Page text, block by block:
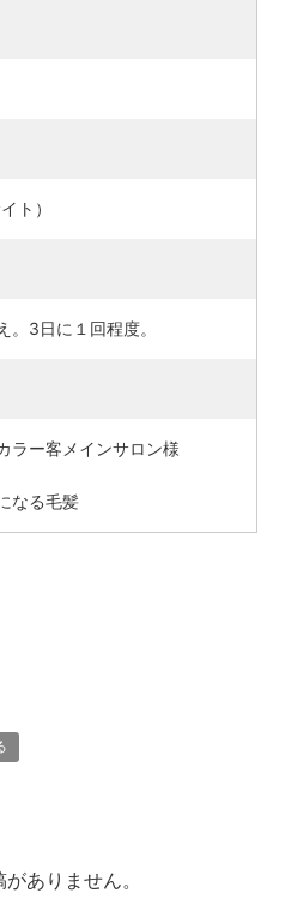
ト）
。3日に１回程度。
ラー客メインサロン様
なる毛髪
ありません。